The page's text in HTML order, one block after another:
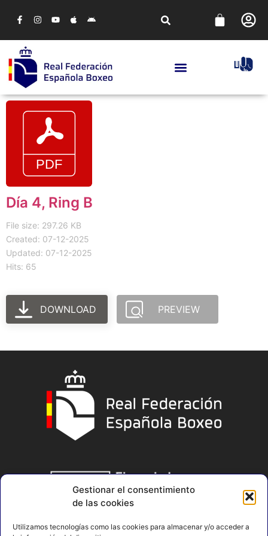
Gestionar el consentimiento
de las cookies
Utilizamos tecnologías como las cookies para almacenar y/o acceder a
Día 4, Ring B
File size: 297.26 KB
Created: 07-12-2025
Updated: 07-12-2025
Hits: 65
DOWNLOAD PREVIEW